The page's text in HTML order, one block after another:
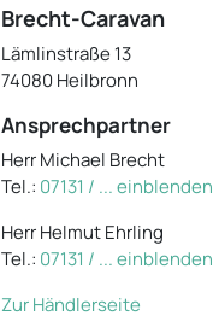
Brecht-Caravan
Lämlinstraße 13
74080 Heilbronn
Ansprechpartner
Herr Michael Brecht
Tel.: 07131 / ... einblenden
Herr Helmut Ehrling
Tel.: 07131 / ... einblenden
Zur Händlerseite